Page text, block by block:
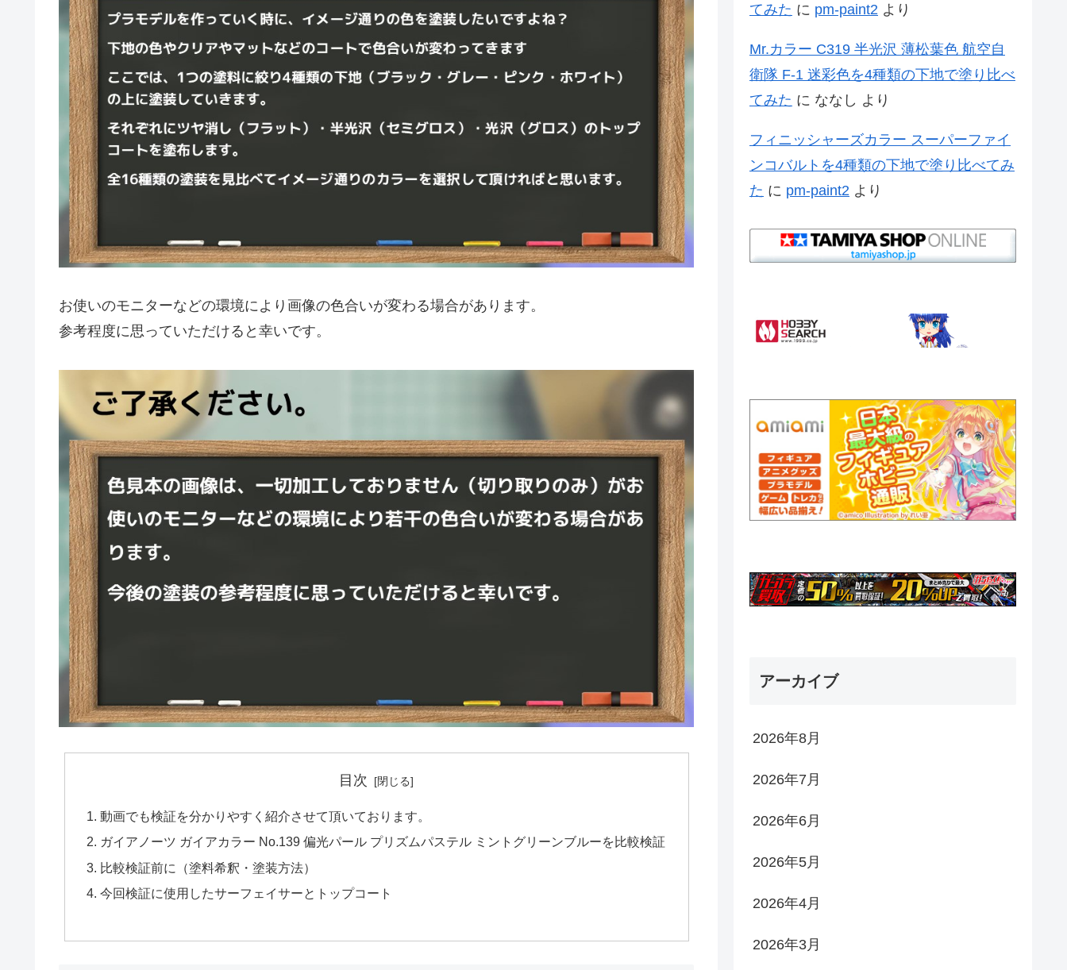
お使いのモニターなどの環境により画像の色合いが変わる場合があります。
参考程度に思っていただけると幸いです。
目次
動画でも検証を分かりやすく紹介させて頂いております。
ガイアノーツ ガイアカラー No.139 偏光パール プリズムパステル ミントグリーンブルーを比較検証
比較検証前に（塗料希釈・塗装方法）
今回検証に使用したサーフェイサーとトップコート
てみた に pm-paint2 より
Mr.カラー C319 半光沢 薄松葉色 航空自
衛隊 F-1 迷彩色を4種類の下地で塗り比べ
てみた に ななし より
フィニッシャーズカラー スーパーファイ
ンコバルトを4種類の下地で塗り比べてみ
た に pm-paint2 より
アーカイブ
2026年8月
2026年7月
2026年6月
2026年5月
2026年4月
2026年3月